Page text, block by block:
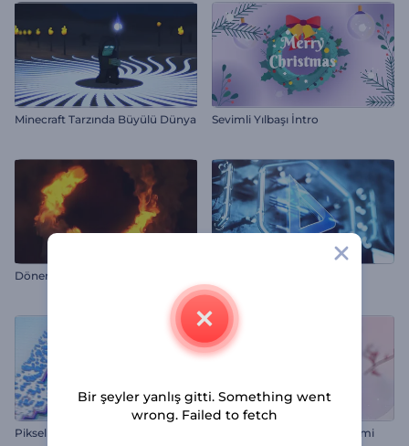
Minecraft Tarzında Büyülü Dünya Sevimli Yılbaşı İntro
Dönen Alev Logo Gösterimi
Pikselleştirilmiş Glitch Logo Sakura Çiçekli Logo Gösterimi
Bir şeyler yanlış gitti. Something went
wrong. Failed to fetch